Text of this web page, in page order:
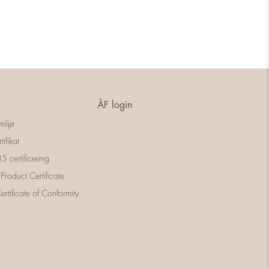
certificering
Certificate
of Conformity
ÅF login